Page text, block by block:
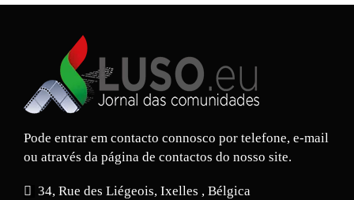
Pode entrar em contacto connosco por telefone, e-mail
ou através da página de contactos do nosso site.
34, Rue des Liégeois, Ixelles , Bélgica